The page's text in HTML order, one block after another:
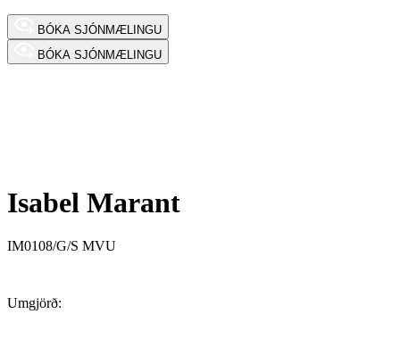
BÓKA SJÓNMÆLINGU
BÓKA SJÓNMÆLINGU
Isabel Marant
IM0108/G/S MVU
Umgjörð: